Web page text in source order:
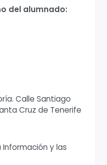
del alumnado:
Calle Santiago
Cruz de Tenerife
y las